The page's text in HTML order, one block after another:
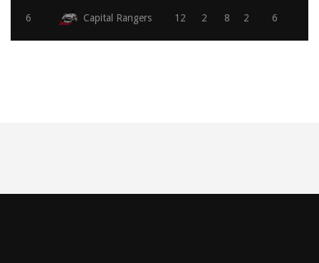
6 Capital Rangers 12 2 8 2 6